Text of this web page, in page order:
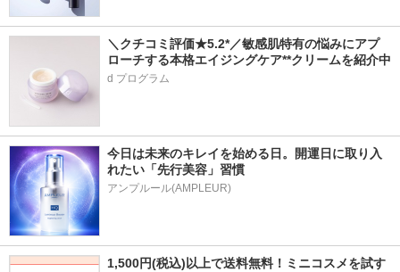
＼クチコミ評価★5.2*／敏感肌特有の悩みにアプ
ローチする本格エイジングケア**クリームを紹介中
d プログラム
今日は未来のキレイを始める日。開運日に取り入
れたい「先行美容」習慣
アンプルール(AMPLEUR)
1,500円(税込)以上で送料無料！ミニコスメを試す